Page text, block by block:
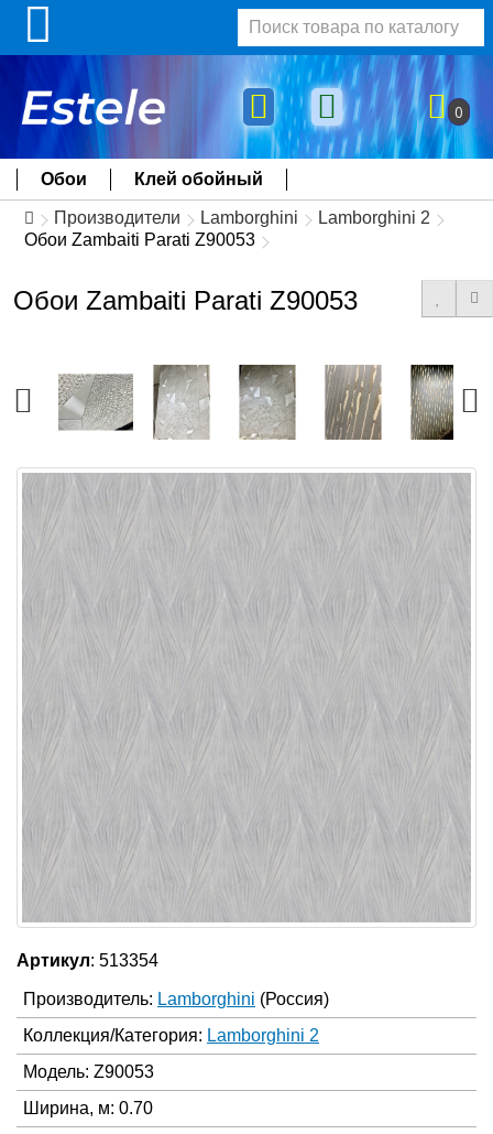
0
Обои Клей обойный
Производители Lamborghini
Lamborghini 2
Обои Zambaiti Parati Z90053
Обои Zambaiti Parati Z90053
Артикул: 513354
Производитель: Lamborghini (Россия)
Коллекция/Категория: Lamborghini 2
Модель: Z90053
Ширина, м: 0.70